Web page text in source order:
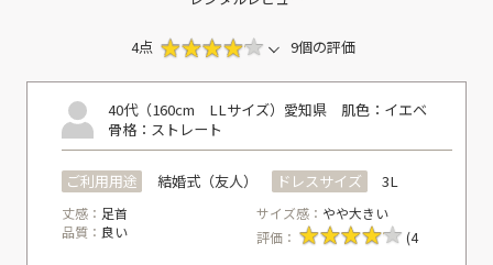
4点 9個の評価
40代（160cm LLサイズ） 愛知県 肌色：イエベ
骨格：ストレート
ご利用用途 結婚式（友人） ドレスサイズ 3L
丈感： 足首 サイズ感： やや大きい
品質： 良い 評価： (4